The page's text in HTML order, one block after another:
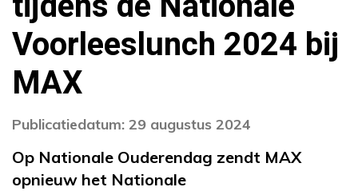
Voorleeslunch 2024 bij
MAX
Publicatiedatum: 29 augustus 2024
Op Nationale Ouderendag zendt MAX
opnieuw het Nationale